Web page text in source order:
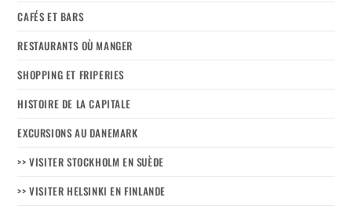
CAFÉS ET BARS
RESTAURANTS OÙ MANGER
SHOPPING ET FRIPERIES
HISTOIRE DE LA CAPITALE
EXCURSIONS AU DANEMARK
>> VISITER STOCKHOLM EN SUÈDE
>> VISITER HELSINKI EN FINLANDE